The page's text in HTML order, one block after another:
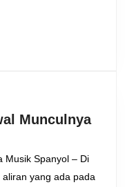
Munculnya
Musik Spanyol – Di
yang ada pada